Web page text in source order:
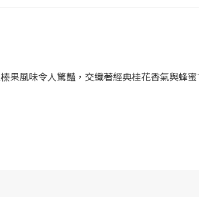
果風味令人驚豔，交織著經典桂花香氣與蜂蜜